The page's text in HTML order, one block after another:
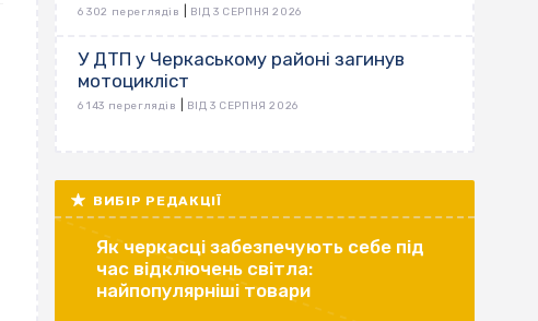
6 302 переглядів ВІД 3 СЕРПНЯ 2026
У ДТП у Черкаському районі загинув
мотоцикліст
6 143 переглядів ВІД 3 СЕРПНЯ 2026
ВИБІР РЕДАКЦІЇ
Як черкасці забезпечують себе під
час відключень світла:
найпопулярніші товари